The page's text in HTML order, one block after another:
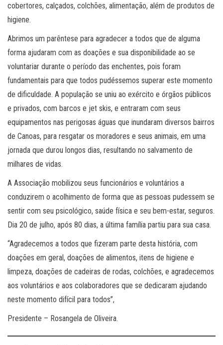
cobertores, calçados, colchões, alimentação, além de produtos de
higiene.
Abrimos um parêntese para agradecer a todos que de alguma
forma ajudaram com as doações e sua disponibilidade ao se
voluntariar durante o período das enchentes, pois foram
fundamentais para que todos pudéssemos superar este momento
de dificuldade. A população se uniu ao exército e órgãos públicos
e privados, com barcos e jet skis, e entraram com seus
equipamentos nas perigosas águas que inundaram diversos bairros
de Canoas, para resgatar os moradores e seus animais, em uma
jornada que durou longos dias, resultando no salvamento de
milhares de vidas.
A Associação mobilizou seus funcionários e voluntários a
conduzirem o acolhimento de forma que as pessoas pudessem se
sentir com seu psicológico, saúde física e seu bem-estar, seguros.
Dia 20 de julho, após 80 dias, a última família partiu para sua casa.
“Agradecemos a todos que fizeram parte desta história, com
doações em geral, doações de alimentos, itens de higiene e
limpeza, doações de cadeiras de rodas, colchões, e agradecemos
aos voluntários e aos colaboradores que se dedicaram ajudando
neste momento difícil para todos”,
Presidente – Rosangela de Oliveira.